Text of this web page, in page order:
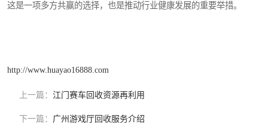
这是一项多方共赢的选择，也是推动行业健康发展的重要举措。
http://www.huayao16888.com
上一篇： 江门赛车回收资源再利用
下一篇： 广州游戏厅回收服务介绍